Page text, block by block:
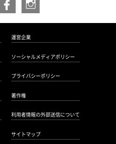
運営企業
ソーシャルメディアポリシー
プライバシーポリシー
著作権
利用者情報の外部送信について
サイトマップ